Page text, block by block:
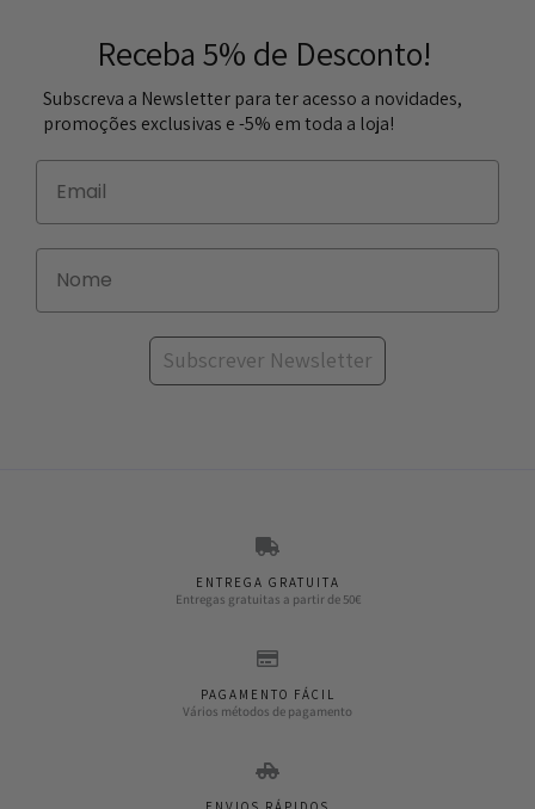
Receba 5% de Desconto!
Subscreva a Newsletter para ter acesso a novidades,
promoções exclusivas e -5% em toda a loja!
Subscrever Newsletter
ENTREGA GRATUITA
Entregas gratuitas a partir de 50€
PAGAMENTO FÁCIL
Vários métodos de pagamento